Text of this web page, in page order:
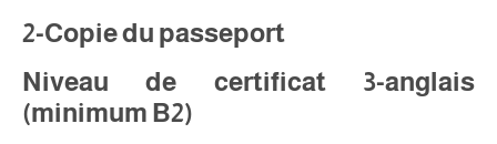
2-Copie du passeport
Niveau de certificat 3-anglais
(minimum B2)